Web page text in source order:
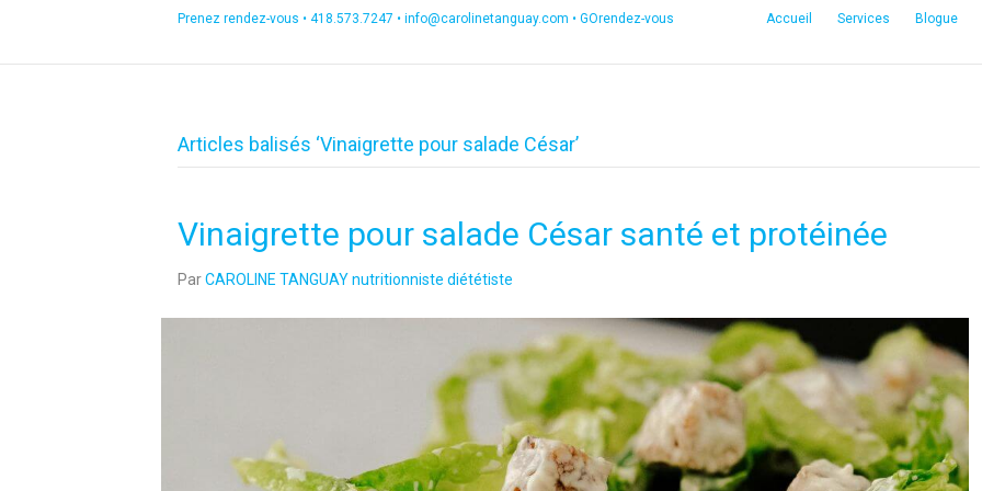
Prenez rendez-vous • 418.573.7247 • info@carolinetanguay.com • GOrendez-vous Accueil Services Blogue
Articles balisés ‘Vinaigrette pour salade César’
Vinaigrette pour salade César santé et protéinée
ParCAROLINE TANGUAY nutritionniste diététiste